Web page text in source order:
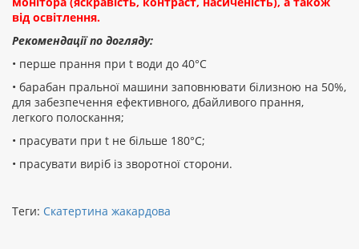
від освітлення.
Рекомендації по догляду:
• перше прання при t води до 40°C
• барабан пральної машини заповнювати білизною на 50%,
для забезпечення ефективного, дбайливого прання,
легкого полоскання;
• прасувати при t не більше 180°С;
• прасувати виріб із зворотної сторони.
Теги: Скатертина жакардова